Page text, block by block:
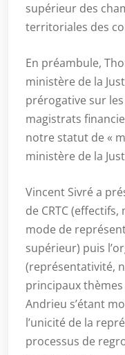
supérieur des
territoriales des
En préambule,
ministère de la
prérogative sur
magistrats
notre statut de «
ministère de la
Vincent Sivré a
de CRTC
mode de
supérieur) puis
(représentativité,
principaux
Andrieu s’étant
l’unicité de la
processus de